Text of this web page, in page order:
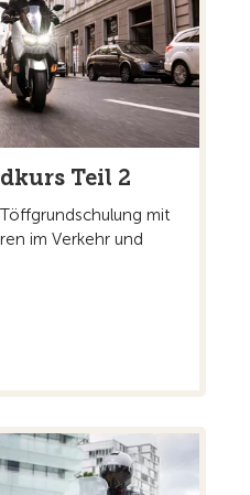
Teil 2
mit
im Verkehr und